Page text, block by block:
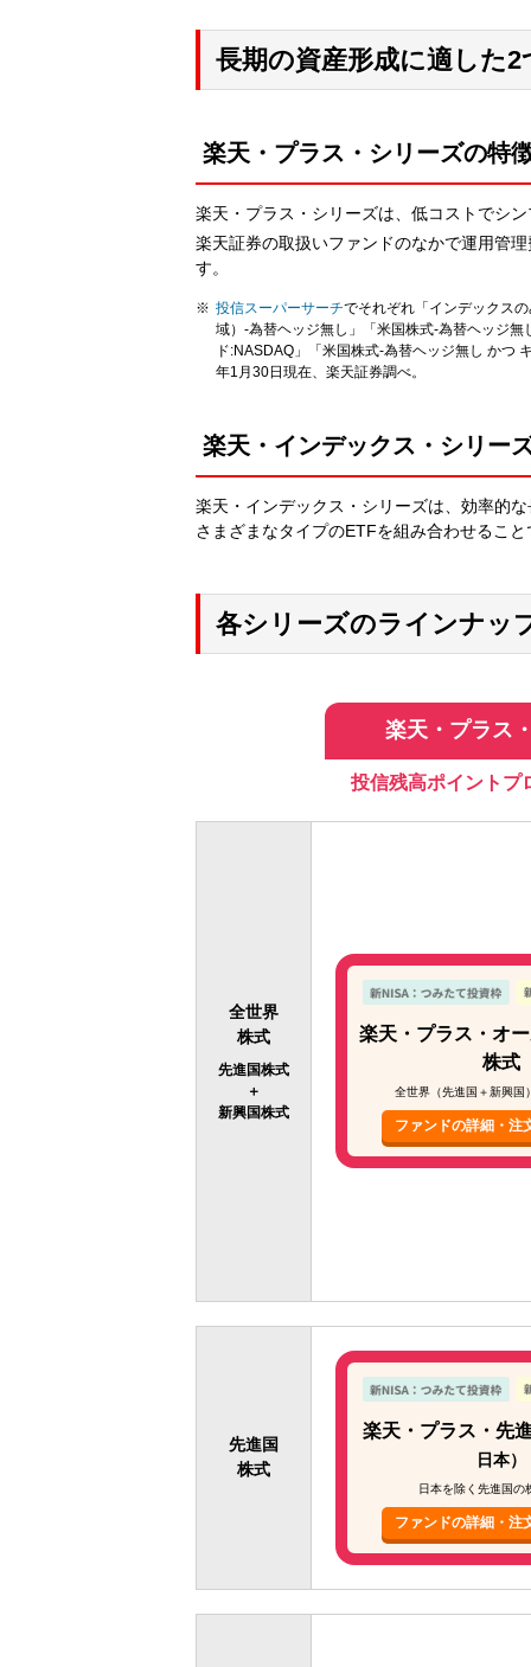
長期の資産形成に適した
楽天・プラス・シリーズの特
楽天・プラス・シリーズは、低コストでシ
楽天証券の取扱いファンドのなかで運用管
す。
投信スーパーサーチでそれぞれ「インデックス
域）-為替ヘッジ無し」「米国株式-為替ヘッジ
ド:NASDAQ」「米国株式-為替ヘッジ無し かつ
年1月30日現在、楽天証券調べ。
楽天・インデックス・シリー
楽天・インデックス・シリーズは、効率的
さまざまなタイプのETFを組み合わせるこ
各シリーズのラインナッ
楽天・プラス
投信残高ポイントプ
全世界
株式
先進国株式
＋
新興国株式
楽天・プラス・オ
株式
全世界（先進国＋新興国
ファンドの詳細・注
先進国
株式
楽天・プラス・先
日本）
日本を除く先進国の
ファンドの詳細・注